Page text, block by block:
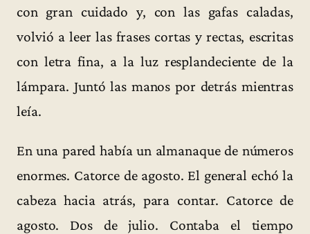
con gran cuidado y, con las gafas caladas,
volvió a leer las frases cortas y rectas, escritas
con letra fina, a la luz resplandeciente de la
lámpara. Juntó las manos por detrás mientras
leía.
En una pared había un almanaque de números
enormes. Catorce de agosto. El general echó la
cabeza hacia atrás, para contar. Catorce de
agosto. Dos de julio. Contaba el tiempo